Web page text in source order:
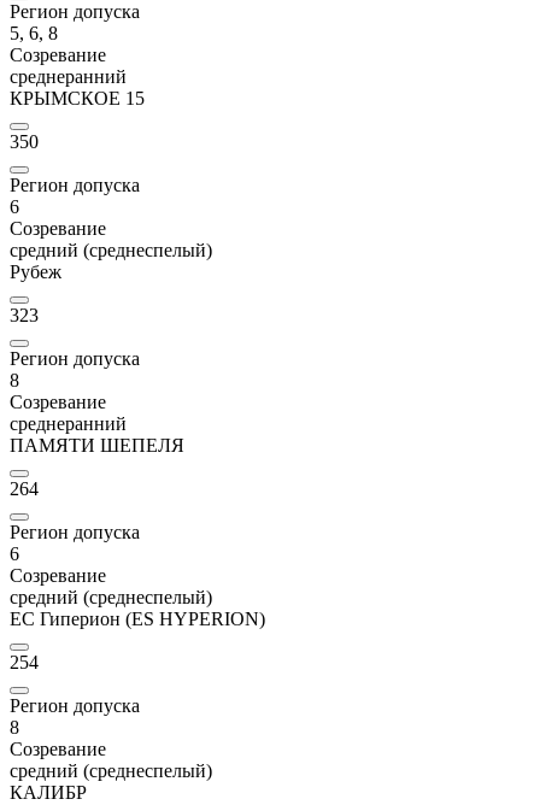
Регион допуска
5, 6, 8
Созревание
среднеранний
КРЫМСКОЕ 15
350
Регион допуска
6
Созревание
средний (среднеспелый)
Рубеж
323
Регион допуска
8
Созревание
среднеранний
ПАМЯТИ ШЕПЕЛЯ
264
Регион допуска
6
Созревание
средний (среднеспелый)
ЕС Гиперион (ES HYPERION)
254
Регион допуска
8
Созревание
средний (среднеспелый)
КАЛИБР